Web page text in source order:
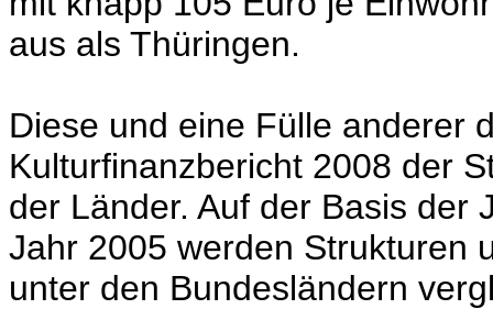
aus als Thüringen.
Diese und eine Fülle anderer
Kulturfinanzbericht 2008 der
der Länder. Auf der Basis der
Jahr 2005 werden Strukturen
unter den Bundesländern